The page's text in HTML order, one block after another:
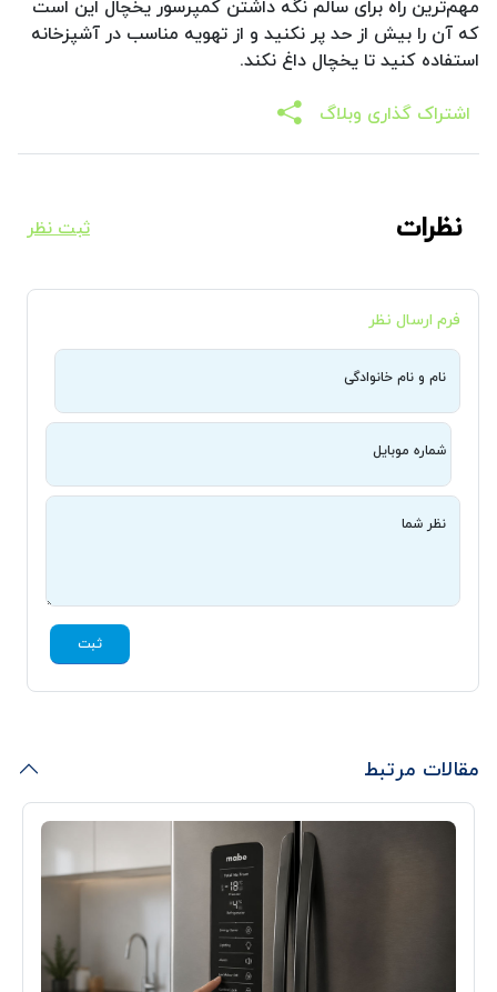
که آن را بیش از حد پر نکنید و از تهویه مناسب در آشپزخانه
استفاده کنید تا یخچال داغ نکند.
اشتراک گذاری وبلاگ
نظرات ثبت نظر
فرم ارسال نظر
نام و نام خانوادگی
شماره موبایل
نظر شما
ثبت
مقالات مرتبط